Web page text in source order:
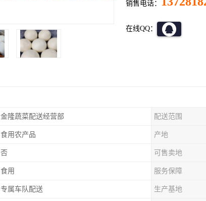
销售电话：
在线QQ：
金隆蔬菜配送经营部 配送范围
食用农产品 产地
否 可售卖地
食用 服务保障
专属车队配送 生产基地